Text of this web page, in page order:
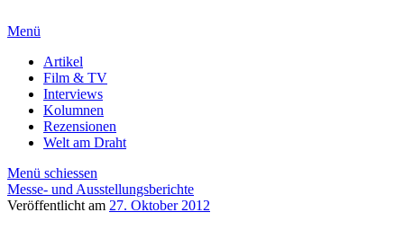
Menü
Artikel
Film & TV
Interviews
Kolumnen
Rezensionen
Welt am Draht
Menü schiessen
Messe- und Ausstellungsberichte
Veröffentlicht am 27. Oktober 2012